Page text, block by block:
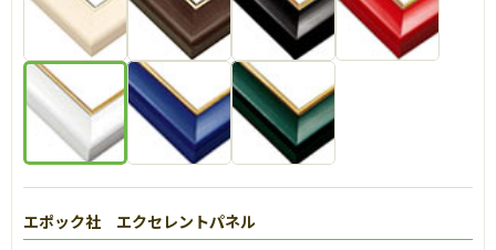
エポック社 エクセレントパネル